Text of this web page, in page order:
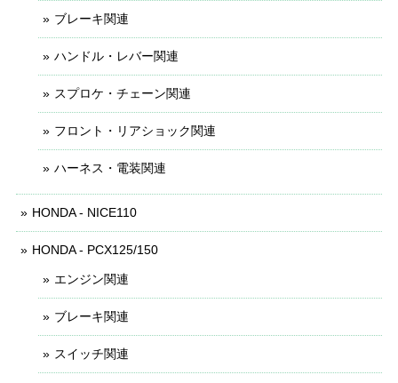
ブレーキ関連
ハンドル・レバー関連
スプロケ・チェーン関連
フロント・リアショック関連
ハーネス・電装関連
HONDA - NICE110
HONDA - PCX125/150
エンジン関連
ブレーキ関連
スイッチ関連